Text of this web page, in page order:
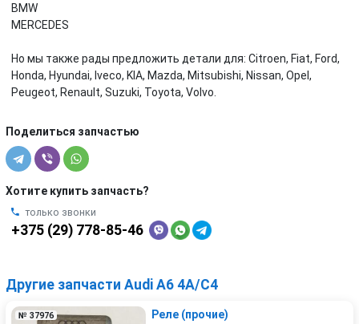
BMW
MERCEDES
Но мы также рады предложить детали для: Citroen, Fiat, Ford,
Honda, Hyundai, Iveco, KIA, Mazda, Mitsubishi, Nissan, Opel,
Peugeot, Renault, Suzuki, Toyota, Volvo.
Поделиться запчастью
Хотите купить запчасть?
только звонки
+375 (29) 778-85-46
Другие запчасти Audi A6 4A/C4
№ 37976
Реле (прочие)